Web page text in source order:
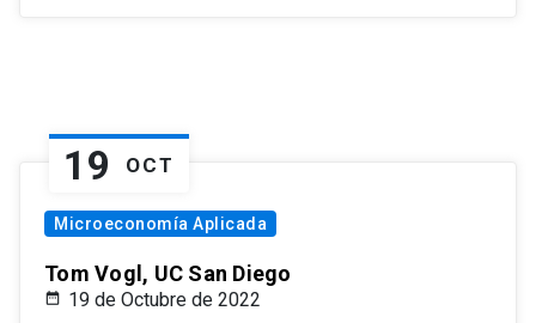
19 OCT
Microeconomía Aplicada
Tom Vogl, UC San Diego
19 de Octubre de 2022